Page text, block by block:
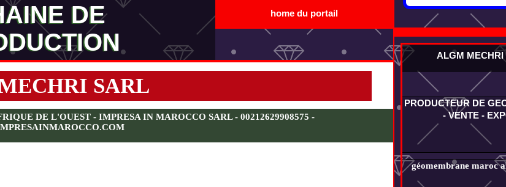
ALGM MECHRI
PRODUCTEUR DE
- VENTE -
géomembrane maroc
DE
home du portail
SARL
DE L'OUEST - IMPRESA IN MAROCCO SARL - 00212629908575 -